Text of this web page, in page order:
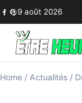
Skip to content
9 août 2026
Home / Actualités /